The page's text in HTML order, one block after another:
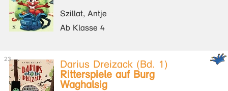
Szillat, Antje
Ab Klasse 4
Darius Dreizack (Bd. 1)
Ritterspiele auf Burg
Waghalsig